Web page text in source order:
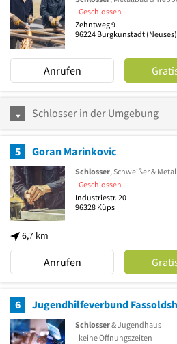
Geschlossen
Zehntweg 9
96224 Burgkunstadt (Neuses)
Anrufen
Schlosser in der Umgebung
5 Goran Marinkovic
6,7 km
Schlosser, Schweißer &
Geschlossen
Industriestr. 20
96328 Küps
Anrufen
6
Schlosser& Jugendhaus
keine Öffnungszeiten